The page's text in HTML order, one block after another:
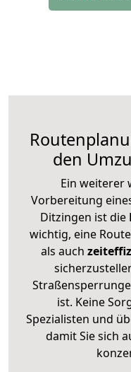
den
Ein weiterer
Vorbereitung
Ditzingen ist die
wichtig, eine
als auch
ist. Keine
Spezialisten und
damit Sie sich